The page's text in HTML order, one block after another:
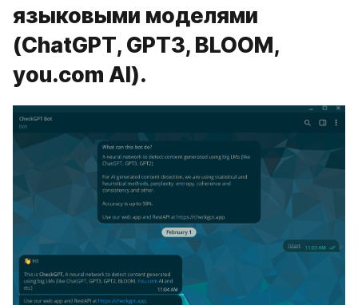
языковыми моделями
(ChatGPT, GPT3, BLOOM,
you.com AI).